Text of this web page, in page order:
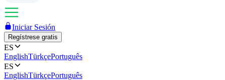
Iniciar Sesión
Regístrese gratis
ES
EnglishTürkçePortuguês
ES
EnglishTürkçePortuguês